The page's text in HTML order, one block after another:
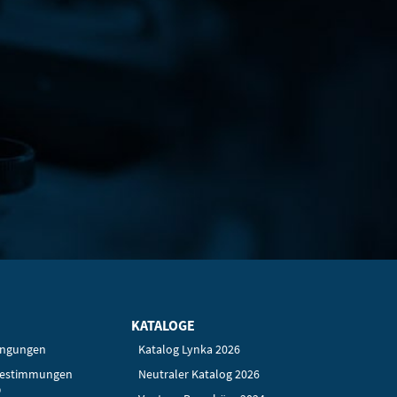
KATALOGE
Katalog Lynka 2026
Neutraler Katalog 2026